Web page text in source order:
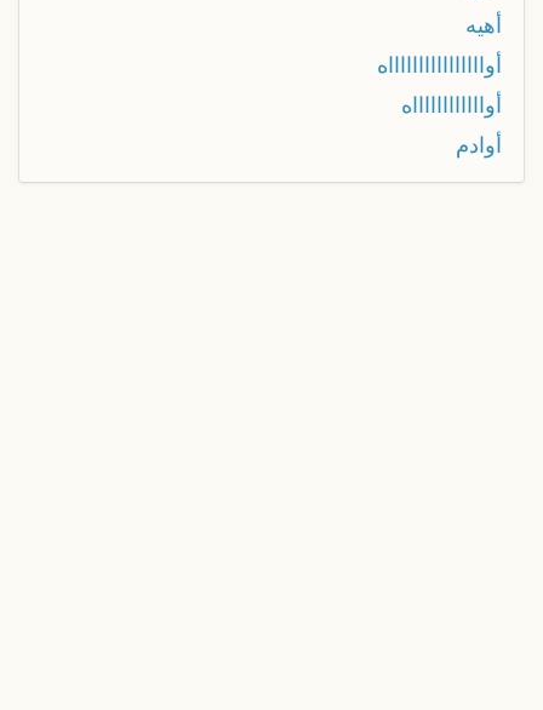
أهيه
أوااااااااااااااااه
أوااااااااااااه
أوادم